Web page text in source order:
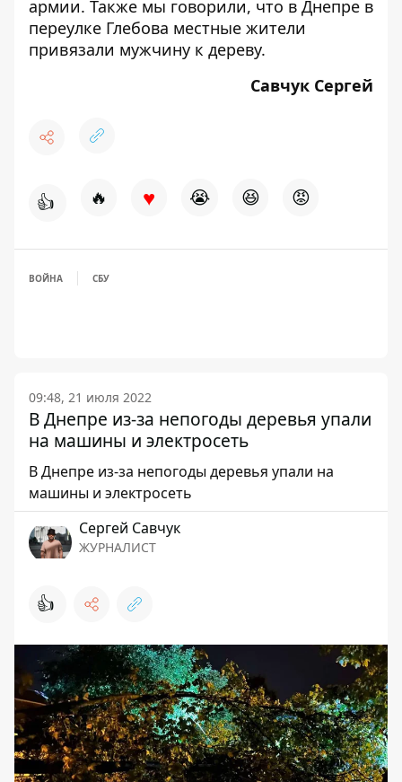
армии. Также мы говорили, что в Днепре в
переулке Глебова местные жители
привязали мужчину к дереву.
Савчук Сергей
👍 🔥 ♥ 😭 😆 😡
ВОЙНА СБУ
09:48, 21 июля 2022
В Днепре из-за непогоды деревья упали
на машины и электросеть
В Днепре из-за непогоды деревья упали на
машины и электросеть
Сергей Савчук
ЖУРНАЛИСТ
👍